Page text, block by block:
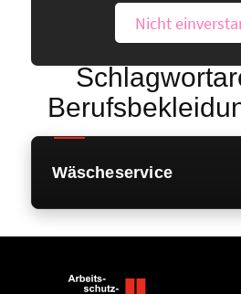
Wäscheservice
Nicht